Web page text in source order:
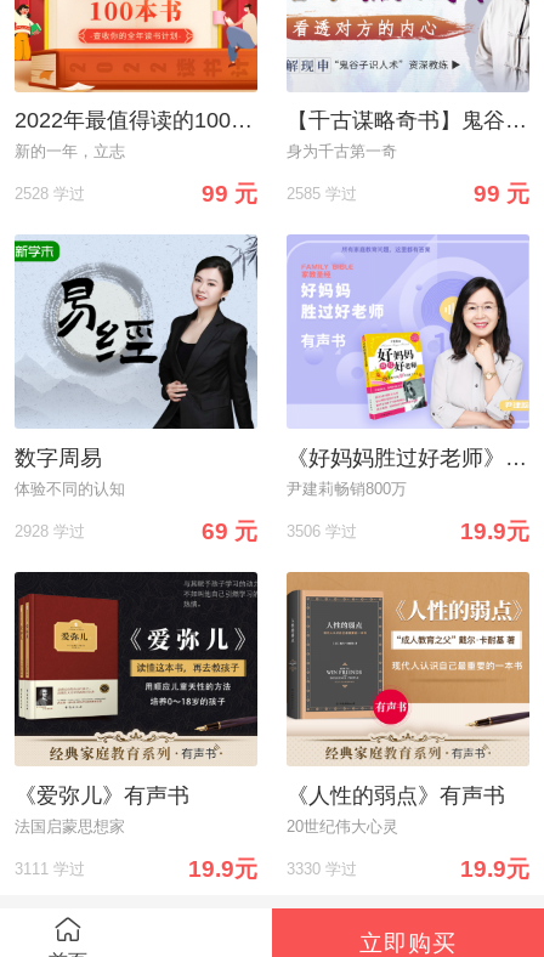
2022年最值得读的100本书
新的一年，立志
2528 学过 99 元
【千古谋略奇书】鬼谷子识人奇术：教你3秒看透一个人，少算计不吃亏
身为千古第一奇
2585 学过 99 元
数字周易
体验不同的认知
2928 学过 69 元
《好妈妈胜过好老师》有声书
尹建莉畅销800万
3506 学过 19.9元
《爱弥儿》有声书
法国启蒙思想家
3111 学过 19.9元
《人性的弱点》有声书
20世纪伟大心灵
3330 学过 19.9元
立即购买